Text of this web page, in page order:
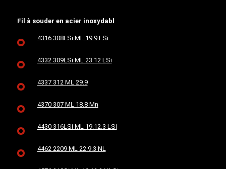
Fil à souder en acier inoxydabl
4316 308LSi ML 19.9 LSi
4332 309LSi ML 23.12 LSi
4337 312 ML 29.9
4370 307 ML 18.8 Mn
4430 316LSi ML 19.12.3 LSi
4462 2209 ML 22.9.3 NL